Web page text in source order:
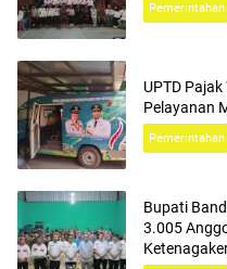
Pemerintahan
UPTD
Pelayanan
Pemerintahan
Bupati
3.005